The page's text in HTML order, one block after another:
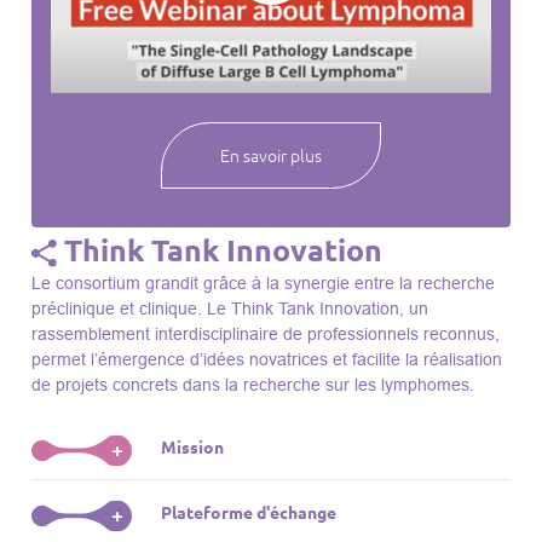
webinaires à venir, des séances précédentes et joignez-vous
notre compréhension des lymphomes et des maladies
En savoir plus
Think Tank Innovation
Le consortium grandit grâce à la synergie entre la recherche
préclinique et clinique. Le Think Tank Innovation, un
rassemblement interdisciplinaire de professionnels reconnus,
permet l’émergence d’idées novatrices et facilite la réalisation
de projets concrets dans la recherche sur les lymphomes.
+ Mission
Le Think Tank initie des projets, façonne des initiatives de
R&D, identifie des porteurs et promeut l’unité parmi les
+ Plateforme d'échange